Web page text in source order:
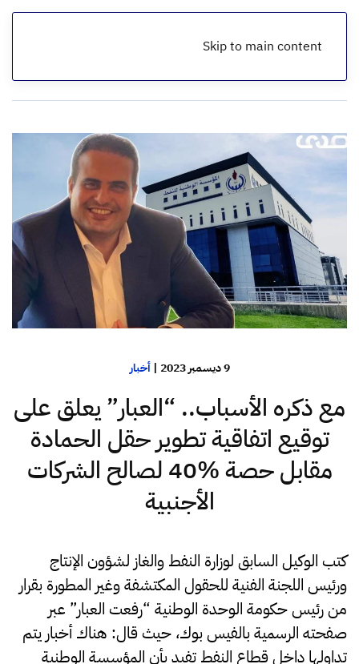
Skip to main content
الرئيسية
9 ديسمبر 2023 |أخبار
مع ذكره الأسباب.. “العبار” يعلق على
توقيع اتفاقية تطوير حقل الحمادة
مقابل حصة 40‎%‎ لصالح الشركات
الأجنبية
كتب الوكيل السابق لوزارة النفط والغاز لشؤون الإنتاج
ورئيس اللجنة الفنية للحقول المكتشفة وغير المطورة بقرار
من رئيس حكومة الوحدة الوطنية “رفعت العبار” عبر
صفحته الرسمية بالفيس بوك، حيث قال: هناك أخبار يتم
تداولها داخل قطاع النفط تفيد بأن المؤسسة الوطنية